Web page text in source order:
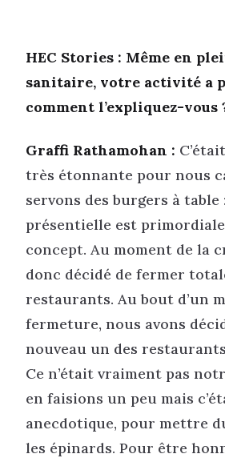
HEC Stories : Même en
sanitaire, votre activité a
comment l’expliquez-vous
Graffi Rathamohan :
très étonnante pour nous
servons des burgers à table
présentielle est
concept. Au moment de la
donc décidé de fermer
restaurants. Au bout d’un
fermeture, nous avons
nouveau un des
Ce n’était vraiment pas
en faisions un peu mais
anecdotique, pour mettre
les épinards. Pour être